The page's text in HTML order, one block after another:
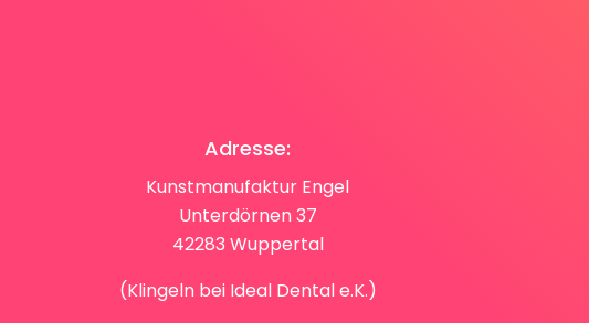
Adresse:
Kunstmanufaktur Engel
Unterdörnen 37
42283 Wuppertal
(Klingeln bei Ideal Dental e.K.)